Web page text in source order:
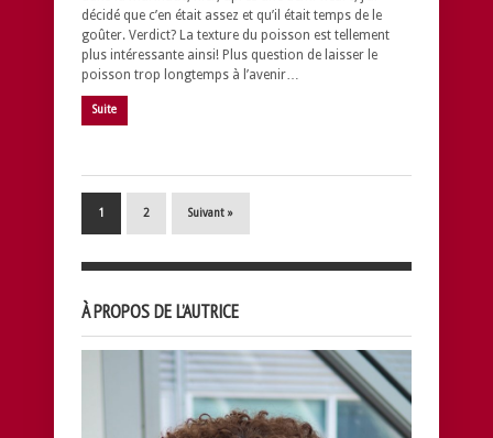
décidé que c’en était assez et qu’il était temps de le
goûter. Verdict? La texture du poisson est tellement
plus intéressante ainsi! Plus question de laisser le
poisson trop longtemps à l’avenir…
Suite
1 2 Suivant »
À PROPOS DE L’AUTRICE